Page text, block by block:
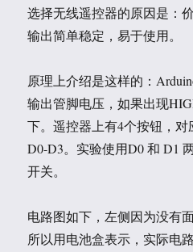
选择无线遥控器的原因是：
输出简单稳定，易于使用。
原理上介绍是这样的：
输出管脚电压，如果出现
下。遥控器上有4个按钮，
D0-D3。实验使用D0 和 D1
开关。
电路图如下，左侧因为没有
所以用电池盒表示，实际电